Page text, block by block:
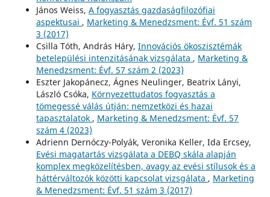
János Weiss, A fogyasztás gazdaságfilozófiai
aspektusai , Marketing & Menedzsment: Évf. 51 szám
3 (2017)
Csilla Tóth, András Háry, Innovációs ökoszisztémák
betelepülési intenzitásának vizsgálata , Marketing &
Menedzsment: Évf. 57 szám 2 (2023)
Eszter Jakopánecz, Ágnes Neulinger, Beatrix Lányi,
László Csóka, Környezettudatos fogyasztás a
tömegessé válás útján: nemzetközi és hazai
tapasztalatok , Marketing & Menedzsment: Évf. 57
szám 4 (2023)
Adrienn Dernóczy-Polyák, Veronika Keller, Ida Ercsey,
Evési magatartás vizsgálata a DEBQ skála alapján
komplex megközelítésben, avagy az evési stílusok és a
háttérváltozók közötti kapcsolat vizsgálata , Marketing
& Menedzsment: Évf. 51 szám 3 (2017)